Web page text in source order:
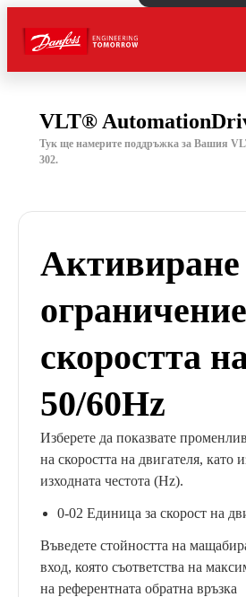
VLT®
Тук ще намерите поддръжка за Вашия
302.
скоростта
50/60Hz
Изберете да показвате
на скоростта на двигателя, като
изходната честота (Hz).
0-02 Единица за скорост на
Въведете стойността на
вход, която съответства на
на референтната обратна връзка